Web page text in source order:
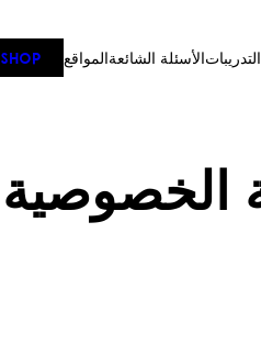
التدريباتالأسئلة الشائعةالمواقع SHOP
الخصوصية